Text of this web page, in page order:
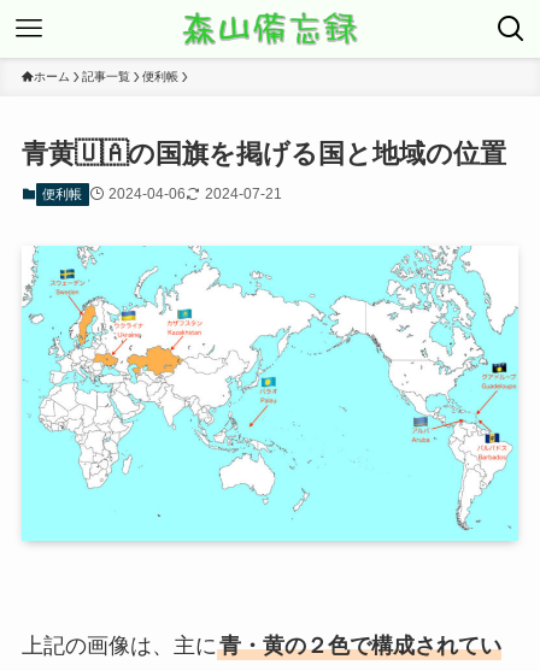
ホーム 記事一覧 便利帳
青黄🇺🇦の国旗を掲げる国と地域の位置
便利帳 2024-04-06 2024-07-21
上記の画像は、主に青・黄の２色で構成されてい